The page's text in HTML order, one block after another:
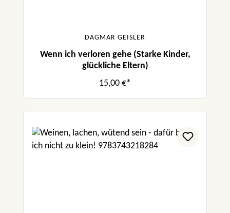
DAGMAR GEISLER
Wenn ich verloren gehe (Starke Kinder,
glückliche Eltern)
15,00 €*